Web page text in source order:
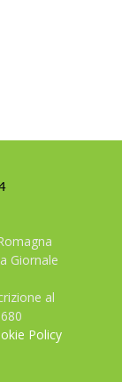
Giornale
al
Policy